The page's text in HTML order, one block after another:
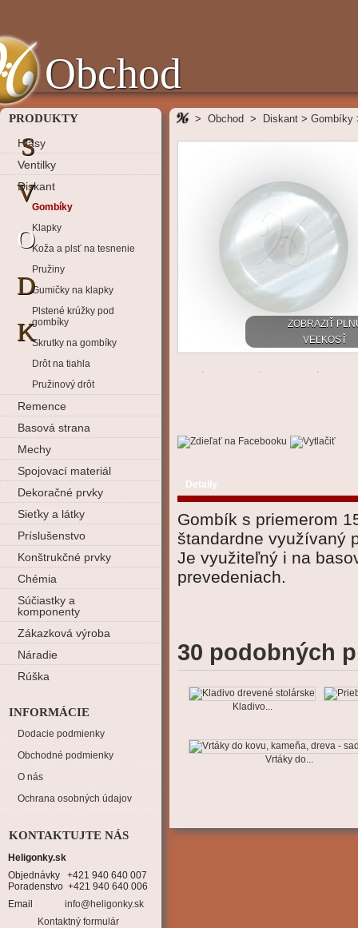
Obchod
PRODUKTY
Hlasy
Ventilky
Diskant
Gombíky
Klapky
Koža a plsť na tesnenie
Pružiny
Gumičky na klapky
Plstené krúžky pod
gombíky
Skrutky na gombíky
Drôt na tiahla
Pružinový drôt
Remence
Basová strana
Mechy
Spojovací materiál
Dekoračné prvky
Sieťky a látky
Príslušenstvo
Konštrukčné prvky
Chémia
Súčiastky a
komponenty
Zákazková výroba
Náradie
Rúška
INFORMÁCIE
Dodacie podmienky
Obchodné podmienky
O nás
Ochrana osobných údajov
S
V
O
D
K
KONTAKTUJTE NÁS
Heligonky.sk
Objednávky   +421 940 640 007
Poradenstvo  +421 940 640 006
Email
info@heligonky.sk
Kontaktný formulár
> Obchod > Diskant > Gombíky
ZOBRAZIŤ
VEĽKOSŤ
Detaily
Gombík s priemerom
štandardne využívaný
Je využiteľný i na
prevedeniach.
30 podobných
Kladivo...
Vrtáky do...